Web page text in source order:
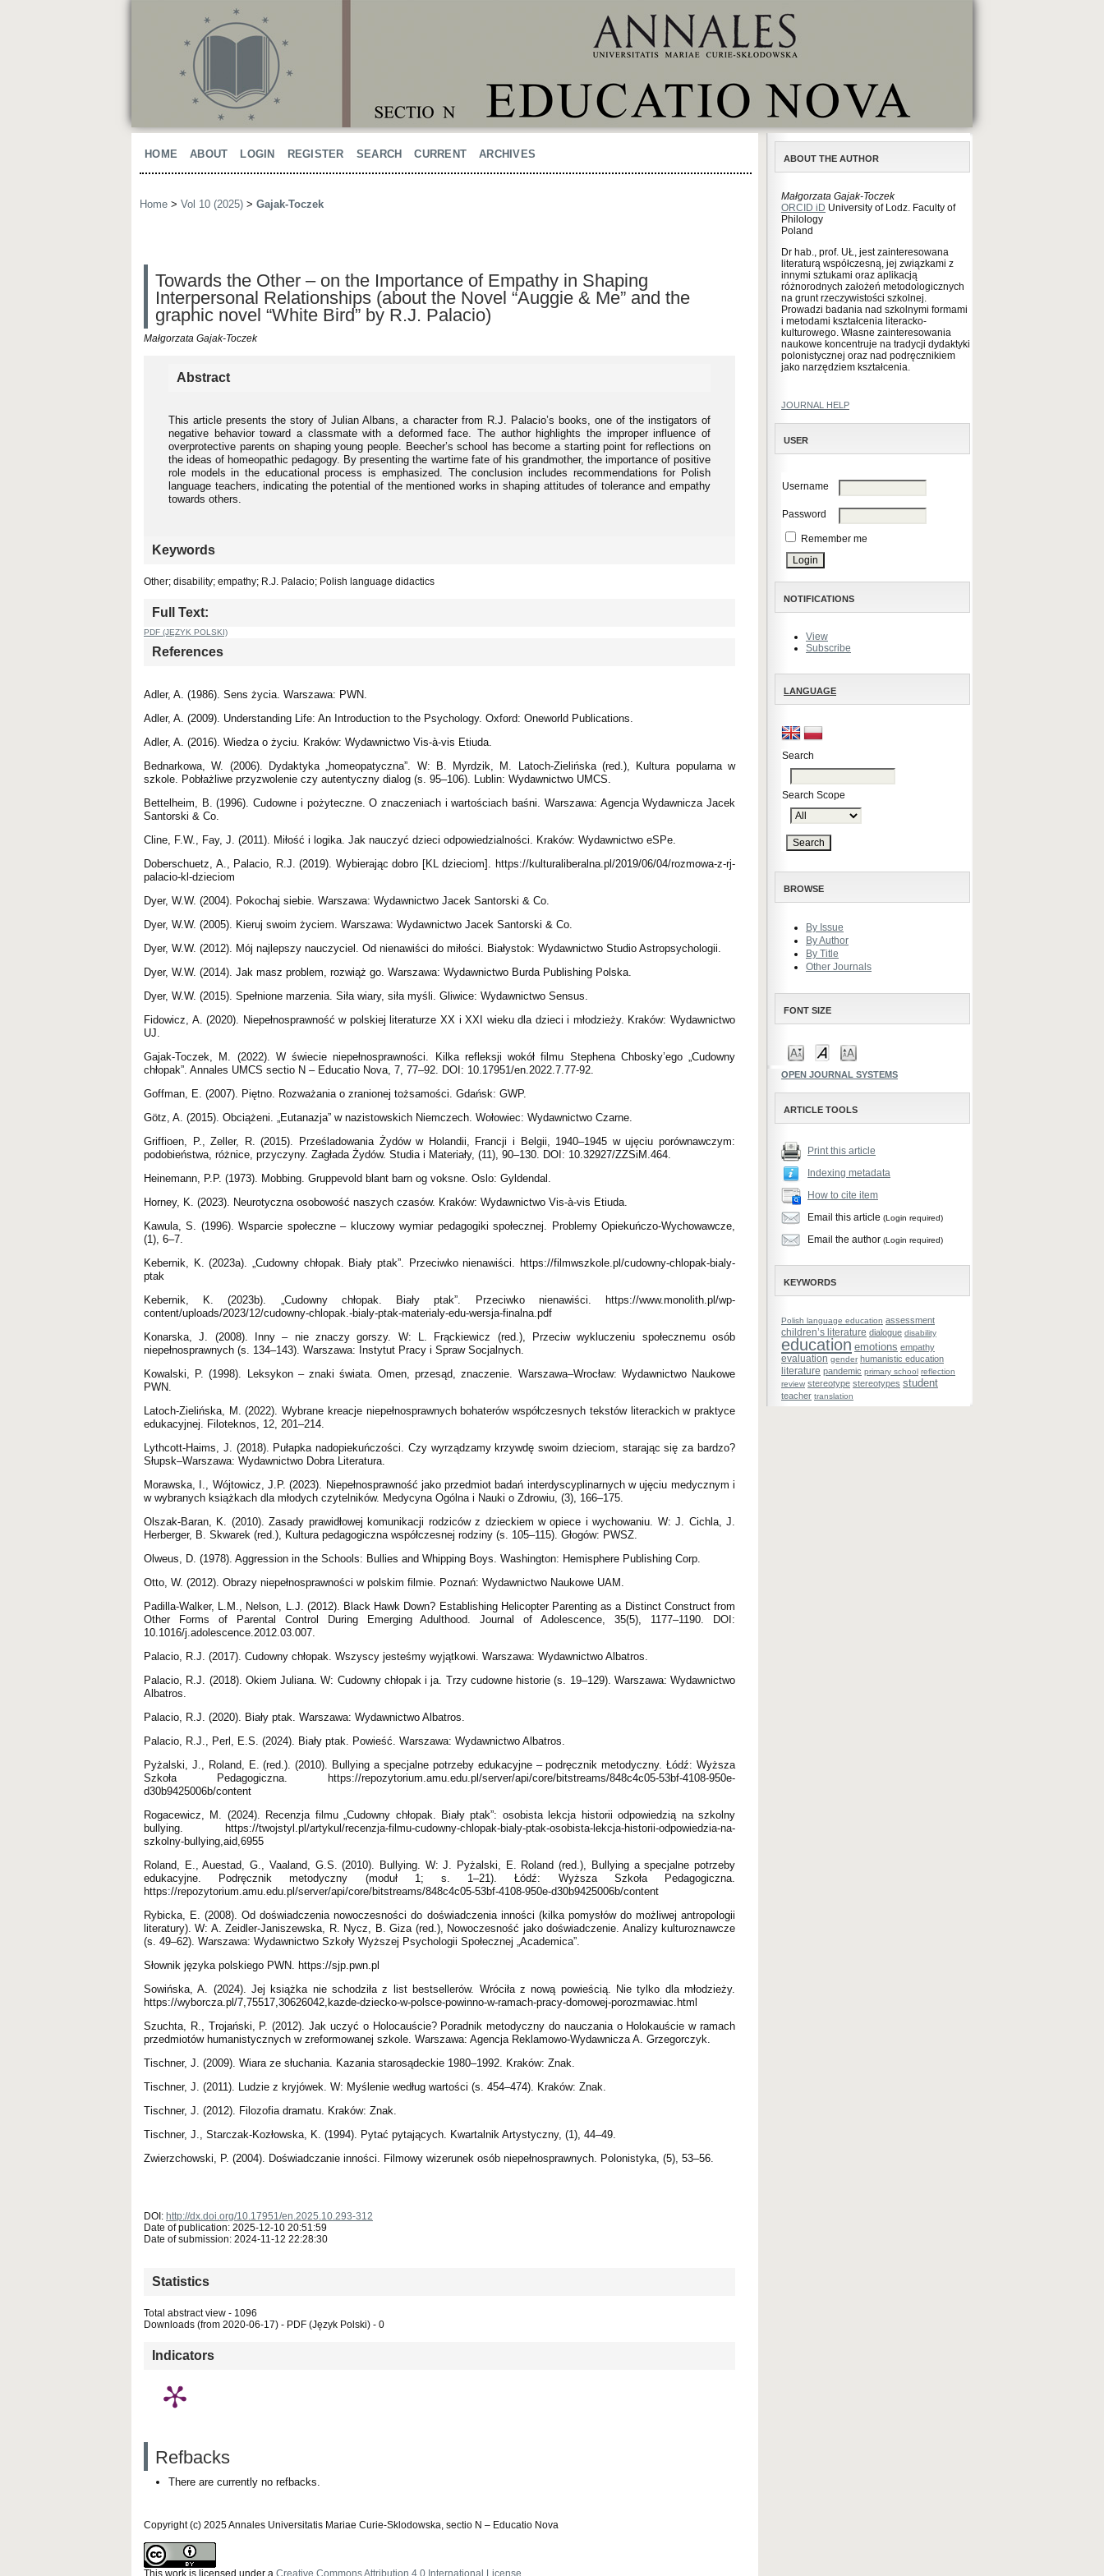
ABOUT THE AUTHOR
Małgorzata Gajak-Toczek
ORCID iD University of Lodz. Faculty of
Philology
Poland
Dr hab., prof. UŁ, jest zainteresowana
literaturą współczesną, jej związkami z
innymi sztukami oraz aplikacją
różnorodnych założeń metodologicznych
na grunt rzeczywistości szkolnej.
Prowadzi badania nad szkolnymi formami
i metodami kształcenia literacko-
kulturowego. Własne zainteresowania
naukowe koncentruje na tradycji dydaktyki
polonistycznej oraz nad podręcznikiem
jako narzędziem kształcenia.
JOURNAL HELP
USER
Username
Password
Remember me
NOTIFICATIONS
View
Subscribe
LANGUAGE
Search
Search Scope
BROWSE
By Issue
By Author
By Title
Other Journals
FONT SIZE
OPEN JOURNAL SYSTEMS
ARTICLE TOOLS
Print this article
Indexing metadata
How to cite item
Email this article (Login required)
Email the author (Login required)
KEYWORDS
Polish language education assessment
children’s literature dialogue disability
education emotions empathy
evaluation gender humanistic education
literature pandemic primary school reflection
review stereotype stereotypes student
teacher translation
HOME ABOUT LOGIN REGISTER SEARCH CURRENT ARCHIVES
Home > Vol 10 (2025) > Gajak-Toczek
Towards the Other – on the Importance of Empathy in Shaping
Interpersonal Relationships (about the Novel “Auggie & Me” and the
graphic novel “White Bird” by R.J. Palacio)
Małgorzata Gajak-Toczek
Abstract
This article presents the story of Julian Albans, a character from R.J. Palacio’s books, one of the instigators of
negative behavior toward a classmate with a deformed face. The author highlights the improper influence of
overprotective parents on shaping young people. Beecher’s school has become a starting point for reflections on
the ideas of homeopathic pedagogy. By presenting the wartime fate of his grandmother, the importance of positive
role models in the educational process is emphasized. The conclusion includes recommendations for Polish
language teachers, indicating the potential of the mentioned works in shaping attitudes of tolerance and empathy
towards others.
Keywords
Other; disability; empathy; R.J. Palacio; Polish language didactics
Full Text:
PDF (JĘZYK POLSKI)
References
Adler, A. (1986). Sens życia. Warszawa: PWN.
Adler, A. (2009). Understanding Life: An Introduction to the Psychology. Oxford: Oneworld Publications.
Adler, A. (2016). Wiedza o życiu. Kraków: Wydawnictwo Vis-à-vis Etiuda.
Bednarkowa, W. (2006). Dydaktyka „homeopatyczna”. W: B. Myrdzik, M. Latoch-Zielińska (red.), Kultura popularna w
szkole. Pobłażliwe przyzwolenie czy autentyczny dialog (s. 95–106). Lublin: Wydawnictwo UMCS.
Bettelheim, B. (1996). Cudowne i pożyteczne. O znaczeniach i wartościach baśni. Warszawa: Agencja Wydawnicza Jacek
Santorski & Co.
Cline, F.W., Fay, J. (2011). Miłość i logika. Jak nauczyć dzieci odpowiedzialności. Kraków: Wydawnictwo eSPe.
Doberschuetz, A., Palacio, R.J. (2019). Wybierając dobro [KL dzieciom]. https://kulturaliberalna.pl/2019/06/04/rozmowa-z-rj-
palacio-kl-dzieciom
Dyer, W.W. (2004). Pokochaj siebie. Warszawa: Wydawnictwo Jacek Santorski & Co.
Dyer, W.W. (2005). Kieruj swoim życiem. Warszawa: Wydawnictwo Jacek Santorski & Co.
Dyer, W.W. (2012). Mój najlepszy nauczyciel. Od nienawiści do miłości. Białystok: Wydawnictwo Studio Astropsychologii.
Dyer, W.W. (2014). Jak masz problem, rozwiąż go. Warszawa: Wydawnictwo Burda Publishing Polska.
Dyer, W.W. (2015). Spełnione marzenia. Siła wiary, siła myśli. Gliwice: Wydawnictwo Sensus.
Fidowicz, A. (2020). Niepełnosprawność w polskiej literaturze XX i XXI wieku dla dzieci i młodzieży. Kraków: Wydawnictwo
UJ.
Gajak-Toczek, M. (2022). W świecie niepełnosprawności. Kilka refleksji wokół filmu Stephena Chbosky’ego „Cudowny
chłopak”. Annales UMCS sectio N – Educatio Nova, 7, 77–92. DOI: 10.17951/en.2022.7.77-92.
Goffman, E. (2007). Piętno. Rozważania o zranionej tożsamości. Gdańsk: GWP.
Götz, A. (2015). Obciążeni. „Eutanazja” w nazistowskich Niemczech. Wołowiec: Wydawnictwo Czarne.
Griffioen, P., Zeller, R. (2015). Prześladowania Żydów w Holandii, Francji i Belgii, 1940–1945 w ujęciu porównawczym:
podobieństwa, różnice, przyczyny. Zagłada Żydów. Studia i Materiały, (11), 90–130. DOI: 10.32927/ZZSiM.464.
Heinemann, P.P. (1973). Mobbing. Gruppevold blant barn og voksne. Oslo: Gyldendal.
Horney, K. (2023). Neurotyczna osobowość naszych czasów. Kraków: Wydawnictwo Vis-à-vis Etiuda.
Kawula, S. (1996). Wsparcie społeczne – kluczowy wymiar pedagogiki społecznej. Problemy Opiekuńczo-Wychowawcze,
(1), 6–7.
Kebernik, K. (2023a). „Cudowny chłopak. Biały ptak”. Przeciwko nienawiści. https://filmwszkole.pl/cudowny-chlopak-bialy-
ptak
Kebernik, K. (2023b). „Cudowny chłopak. Biały ptak”. Przeciwko nienawiści. https://www.monolith.pl/wp-
content/uploads/2023/12/cudowny-chlopak.-bialy-ptak-materialy-edu-wersja-finalna.pdf
Konarska, J. (2008). Inny – nie znaczy gorszy. W: L. Frąckiewicz (red.), Przeciw wykluczeniu społecznemu osób
niepełnosprawnych (s. 134–143). Warszawa: Instytut Pracy i Spraw Socjalnych.
Kowalski, P. (1998). Leksykon – znaki świata. Omen, przesąd, znaczenie. Warszawa–Wrocław: Wydawnictwo Naukowe
PWN.
Latoch-Zielińska, M. (2022). Wybrane kreacje niepełnosprawnych bohaterów współczesnych tekstów literackich w praktyce
edukacyjnej. Filoteknos, 12, 201–214.
Lythcott-Haims, J. (2018). Pułapka nadopiekuńczości. Czy wyrządzamy krzywdę swoim dzieciom, starając się za bardzo?
Słupsk–Warszawa: Wydawnictwo Dobra Literatura.
Morawska, I., Wójtowicz, J.P. (2023). Niepełnosprawność jako przedmiot badań interdyscyplinarnych w ujęciu medycznym i
w wybranych książkach dla młodych czytelników. Medycyna Ogólna i Nauki o Zdrowiu, (3), 166–175.
Olszak-Baran, K. (2010). Zasady prawidłowej komunikacji rodziców z dzieckiem w opiece i wychowaniu. W: J. Cichla, J.
Herberger, B. Skwarek (red.), Kultura pedagogiczna współczesnej rodziny (s. 105–115). Głogów: PWSZ.
Olweus, D. (1978). Aggression in the Schools: Bullies and Whipping Boys. Washington: Hemisphere Publishing Corp.
Otto, W. (2012). Obrazy niepełnosprawności w polskim filmie. Poznań: Wydawnictwo Naukowe UAM.
Padilla-Walker, L.M., Nelson, L.J. (2012). Black Hawk Down? Establishing Helicopter Parenting as a Distinct Construct from
Other Forms of Parental Control During Emerging Adulthood. Journal of Adolescence, 35(5), 1177–1190. DOI:
10.1016/j.adolescence.2012.03.007.
Palacio, R.J. (2017). Cudowny chłopak. Wszyscy jesteśmy wyjątkowi. Warszawa: Wydawnictwo Albatros.
Palacio, R.J. (2018). Okiem Juliana. W: Cudowny chłopak i ja. Trzy cudowne historie (s. 19–129). Warszawa: Wydawnictwo
Albatros.
Palacio, R.J. (2020). Biały ptak. Warszawa: Wydawnictwo Albatros.
Palacio, R.J., Perl, E.S. (2024). Biały ptak. Powieść. Warszawa: Wydawnictwo Albatros.
Pyżalski, J., Roland, E. (red.). (2010). Bullying a specjalne potrzeby edukacyjne – podręcznik metodyczny. Łódź: Wyższa
Szkoła Pedagogiczna. https://repozytorium.amu.edu.pl/server/api/core/bitstreams/848c4c05-53bf-4108-950e-
d30b9425006b/content
Rogacewicz, M. (2024). Recenzja filmu „Cudowny chłopak. Biały ptak”: osobista lekcja historii odpowiedzią na szkolny
bullying. https://twojstyl.pl/artykul/recenzja-filmu-cudowny-chlopak-bialy-ptak-osobista-lekcja-historii-odpowiedzia-na-
szkolny-bullying,aid,6955
Roland, E., Auestad, G., Vaaland, G.S. (2010). Bullying. W: J. Pyżalski, E. Roland (red.), Bullying a specjalne potrzeby
edukacyjne. Podręcznik metodyczny (moduł 1; s. 1–21). Łódź: Wyższa Szkoła Pedagogiczna.
https://repozytorium.amu.edu.pl/server/api/core/bitstreams/848c4c05-53bf-4108-950e-d30b9425006b/content
Rybicka, E. (2008). Od doświadczenia nowoczesności do doświadczenia inności (kilka pomysłów do możliwej antropologii
literatury). W: A. Zeidler-Janiszewska, R. Nycz, B. Giza (red.), Nowoczesność jako doświadczenie. Analizy kulturoznawcze
(s. 49–62). Warszawa: Wydawnictwo Szkoły Wyższej Psychologii Społecznej „Academica”.
Słownik języka polskiego PWN. https://sjp.pwn.pl
Sowińska, A. (2024). Jej książka nie schodziła z list bestsellerów. Wróciła z nową powieścią. Nie tylko dla młodzieży.
https://wyborcza.pl/7,75517,30626042,kazde-dziecko-w-polsce-powinno-w-ramach-pracy-domowej-porozmawiac.html
Szuchta, R., Trojański, P. (2012). Jak uczyć o Holocauście? Poradnik metodyczny do nauczania o Holokauście w ramach
przedmiotów humanistycznych w zreformowanej szkole. Warszawa: Agencja Reklamowo-Wydawnicza A. Grzegorczyk.
Tischner, J. (2009). Wiara ze słuchania. Kazania starosądeckie 1980–1992. Kraków: Znak.
Tischner, J. (2011). Ludzie z kryjówek. W: Myślenie według wartości (s. 454–474). Kraków: Znak.
Tischner, J. (2012). Filozofia dramatu. Kraków: Znak.
Tischner, J., Starczak-Kozłowska, K. (1994). Pytać pytających. Kwartalnik Artystyczny, (1), 44–49.
Zwierzchowski, P. (2004). Doświadczanie inności. Filmowy wizerunek osób niepełnosprawnych. Polonistyka, (5), 53–56.
DOI: http://dx.doi.org/10.17951/en.2025.10.293-312
Date of publication: 2025-12-10 20:51:59
Date of submission: 2024-11-12 22:28:30
Statistics
Total abstract view - 1096
Downloads (from 2020-06-17) - PDF (Język Polski) - 0
Indicators
Refbacks
There are currently no refbacks.
Copyright (c) 2025 Annales Universitatis Mariae Curie-Sklodowska, sectio N – Educatio Nova
This work is licensed under a Creative Commons Attribution 4.0 International License